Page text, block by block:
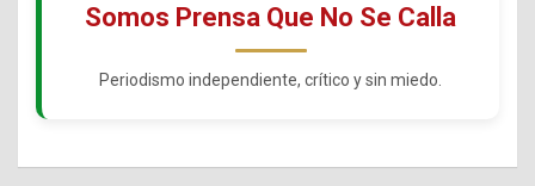
Somos Prensa Que No Se Calla
Periodismo independiente, crítico y sin miedo.